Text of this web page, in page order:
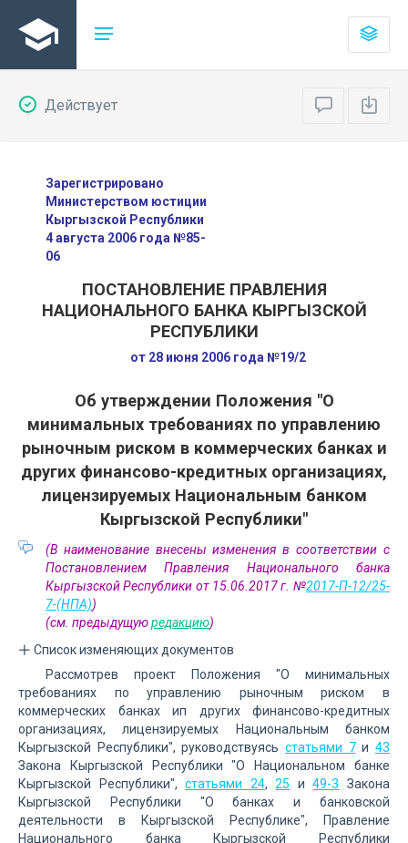
Действует
Зарегистрировано
Министерством юстиции
Кыргызской Республики
4 августа 2006 года №85-
06
ПОСТАНОВЛЕНИЕ ПРАВЛЕНИЯ
НАЦИОНАЛЬНОГО БАНКА КЫРГЫЗСКОЙ
РЕСПУБЛИКИ
от 28 июня 2006 года №19/2
Об утверждении Положения "О
минимальных требованиях по управлению
рыночным риском в коммерческих банках и
других финансово-кредитных организациях,
лицензируемых Национальным банком
Кыргызской Республики"
(В наименование внесены изменения в соответствии с
Постановлением Правления Национального банка
Кыргызской Республики от 15.06.2017 г. №2017-П-12/25-
7-(НПА))
(см. предыдущуюредакцию)
Список изменяющих документов
Рассмотрев проект Положения "О минимальных
требованиях по управлению рыночным риском в
коммерческих банках ип других финансово-кредитных
организациях, лицензируемых Национальным банком
Кыргызской Республики", руководствуясь статьями 7и43
Закона Кыргызской Республики "О Национальном банке
Кыргызской Республики",статьями 24,25 и49-3 Закона
Кыргызской Республики "О банках и банковской
деятельности в Кыргызской Республике", Правление
Национального банка Кыргызской Республики